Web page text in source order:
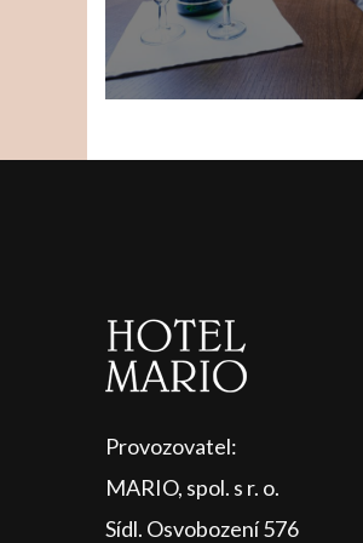
Provozovatel:
MARIO, spol. s r. o.
Sídl. Osvobození 576